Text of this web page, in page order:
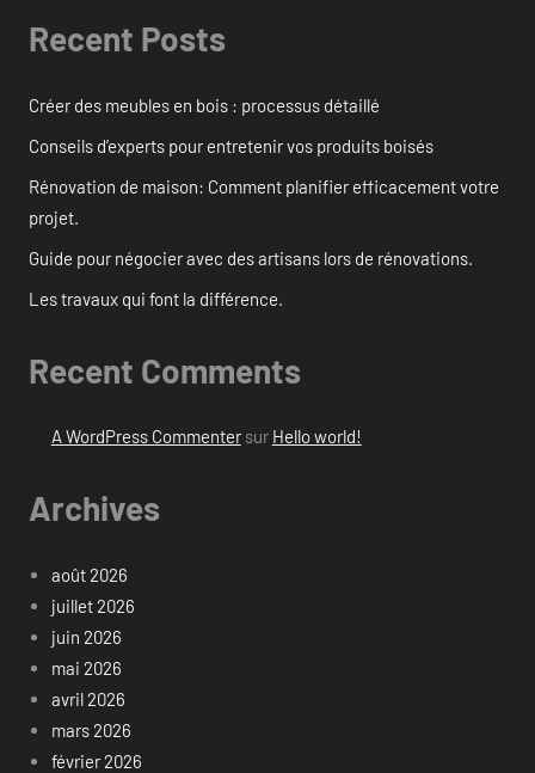
Recent Posts
Créer des meubles en bois : processus détaillé
Conseils d’experts pour entretenir vos produits boisés
Rénovation de maison: Comment planifier efficacement votre
projet.
Guide pour négocier avec des artisans lors de rénovations.
Les travaux qui font la différence.
Recent Comments
A WordPress Commentersur Hello world!
Archives
août 2026
juillet 2026
juin 2026
mai 2026
avril 2026
mars 2026
février 2026